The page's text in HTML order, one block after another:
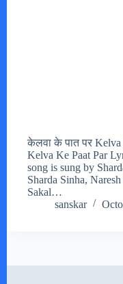
केलवा के पात पर Kelva
Kelva Ke Paat Par
song is sung by
Sharda Sinha,
Sakal…
sanskar